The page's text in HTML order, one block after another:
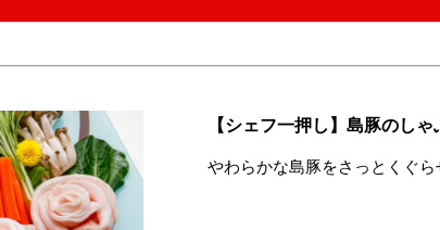
【シェフ一押し】島豚のしゃ
やわらかな島豚をさっとくぐら